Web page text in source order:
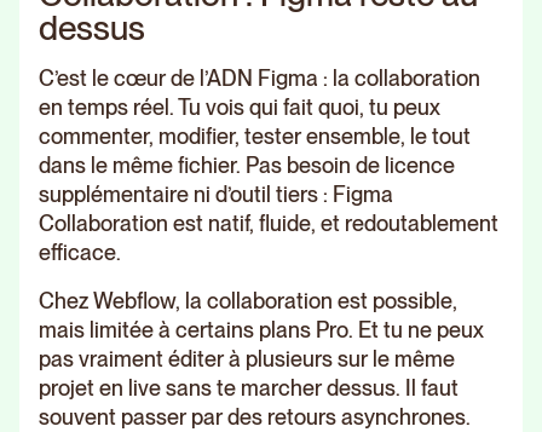
dessus
C’est le cœur de l’ADN Figma : la collaboration
en temps réel. Tu vois qui fait quoi, tu peux
commenter, modifier, tester ensemble, le tout
dans le même fichier. Pas besoin de licence
supplémentaire ni d’outil tiers : Figma
Collaboration est natif, fluide, et redoutablement
efficace.
Chez Webflow, la collaboration est possible,
mais limitée à certains plans Pro. Et tu ne peux
pas vraiment éditer à plusieurs sur le même
projet en live sans te marcher dessus. Il faut
souvent passer par des retours asynchrones.